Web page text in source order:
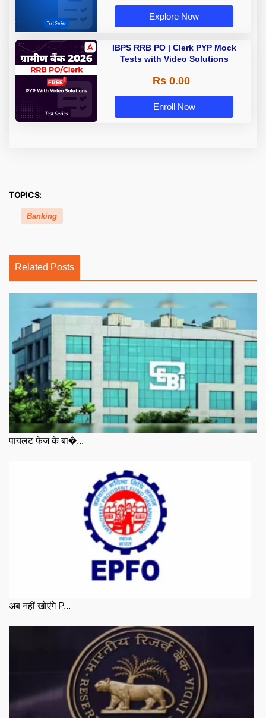
Explore Now
IBPS RRB PO | Clerk PYP Mock
Tests with Video Solutions
Rs 0.00
Enroll Now
TOPICS:
Banking
Related Posts
पायलट फेज के बा�...
अब नहीं खोएंगे P...